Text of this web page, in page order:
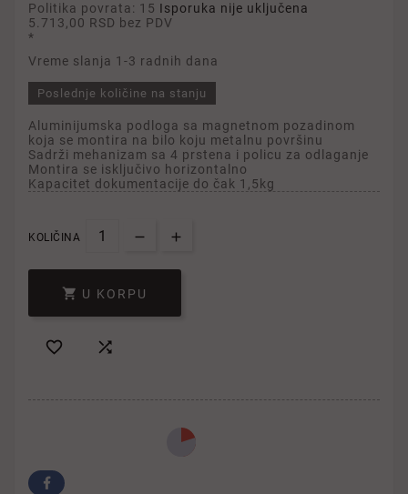
Politika povrata: 15 Isporuka nije uključena
5.713,00 RSD bez PDV
*
Vreme slanja 1-3 radnih dana
Poslednje količine na stanju
Aluminijumska podloga sa magnetnom pozadinom
koja se montira na bilo koju metalnu površinu
Sadrži mehanizam sa 4 prstena i policu za odlaganje
Montira se isključivo horizontalno
Kapacitet dokumentacije do čak 1,5kg
KOLIČINA
 U KORPU
 